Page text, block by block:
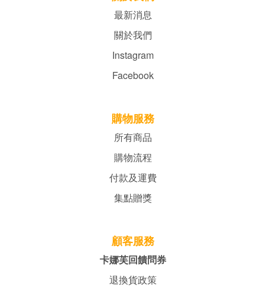
最新消息
關於我們
Instagram
Facebook
購物服務
所有商品
購物流程
付款及運費
集點贈獎
顧客服務
卡娜芙回饋問券
退換貨政策